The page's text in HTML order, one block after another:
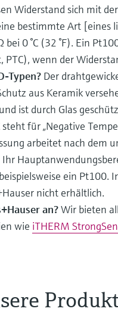
Widerstand sich mit
bestimmte Art [eines
0 °C (32 °F). Ein
PTC), wenn der
Typen? Der
aus Keramik
ist durch Glas
steht für „Negative
arbeitet nach dem
ein Pt100.
nicht erhältlich.
an?Wir bieten
wie iTHERM
seien langweilig?